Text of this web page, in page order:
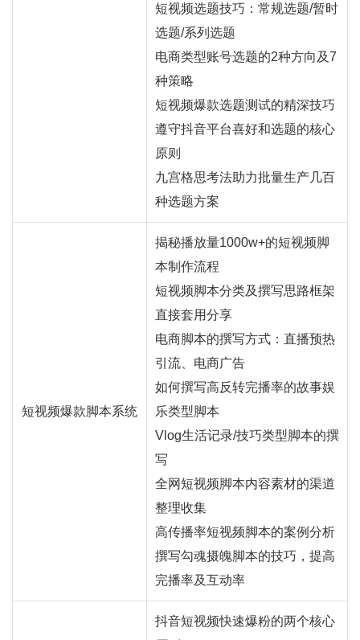
短视频选题技巧：常规选题/暂时
选题/系列选题
电商类型账号选题的2种方向及7
种策略
短视频爆款选题测试的精深技巧
遵守抖音平台喜好和选题的核心
原则
九宫格思考法助力批量生产几百
种选题方案
短视频爆款脚本系统
揭秘播放量1000w+的短视频脚
本制作流程
短视频脚本分类及撰写思路框架
直接套用分享
电商脚本的撰写方式： 直播预热
引流、电商广告
如何撰写高反转完播率的故事娱
乐类型脚本
Vlog生活记录/技巧类型脚本的撰
写
全网短视频脚本内容素材的渠道
整理收集
高传播率短视频脚本的案例分析
撰写勾魂摄魄脚本的技巧，提高
完播率及互动率
抖音短视频快速爆粉的两个核心